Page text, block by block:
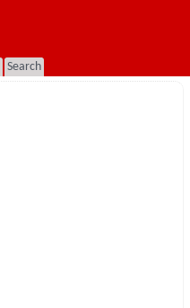
Search